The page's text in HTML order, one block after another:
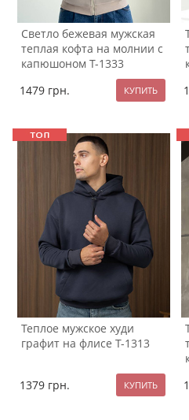
Светло бежевая мужская
теплая кофта на молнии с
капюшоном Т-1333
1479 грн.
Теплое мужское худи
графит на флисе Т-1313
1379 грн.